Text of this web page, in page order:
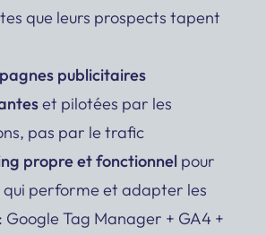
que leurs prospects tapent
publicitaires
et pilotées par les
pas par le trafic
propre et fonctionnel pour
qui performe et adapter les
Google Tag Manager + GA4 +